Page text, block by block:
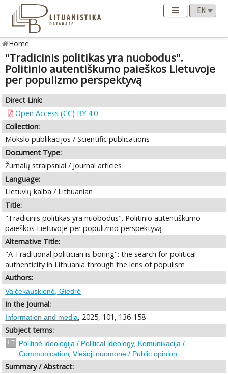
Home
"Tradicinis politikas yra nuobodus".
Politinio autentiškumo paieškos Lietuvoje
per populizmo perspektyvą
Direct Link:
Open Access (CC) BY 4.0
Collection:
Mokslo publikacijos / Scientific publications
Document Type:
Žurnalų straipsniai / Journal articles
Language:
Lietuvių kalba / Lithuanian
Title:
"Tradicinis politikas yra nuobodus". Politinio autentiškumo
paieškos Lietuvoje per populizmo perspektyvą
Alternative Title:
"A Traditional politician is boring": the search for political
authenticity in Lithuania through the lens of populism
Authors:
Vaičekauskienė, Giedrė
In the Journal:
Information and media, 2025, 101, 136-158
Subject terms:
LT Politinė ideologija / Political ideology; Komunikacija /
Communication; Viešoji nuomonė / Public opinion.
Summary / Abstract: